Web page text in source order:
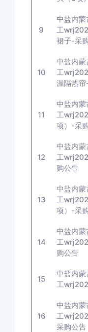
9
中盐内
工
裙子-采
10
中盐内
工
温隔热
11
中盐内
工
项）-采
12
中盐内
工
购公告
13
中盐内
工
项）-采
14
中盐内
工
购公告
15
中盐内
工
16
中盐内
工
采购公告